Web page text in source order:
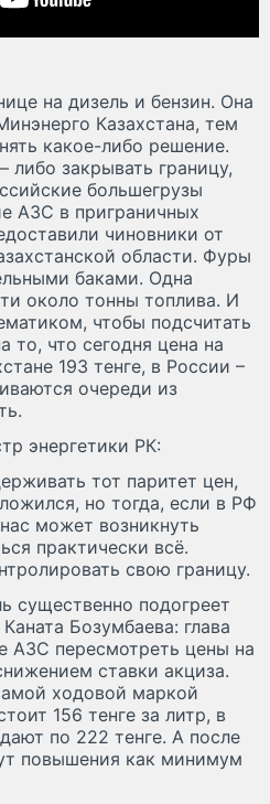
на дизель и бензин. Она
Казахстана, тем
какое-либо решение.
либо закрывать границу,
большегрузы
АЗС в приграничных
чиновники от
области. Фуры
баками. Одна
около тонны топлива. И
чтобы подсчитать
то, что сегодня цена на
193 тенге, в России –
очереди из
энергетики РК:
тот паритет цен,
но тогда, если в РФ
может возникнуть
практически всё.
свою границу.
существенно подогреет
Бозумбаева: глава
АЗС пересмотреть цены на
ставки акциза.
ходовой маркой
156 тенге за литр, в
по 222 тенге. А после
повышения как минимум